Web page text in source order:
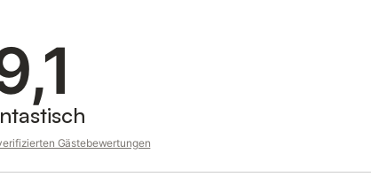
Gästebewertungen